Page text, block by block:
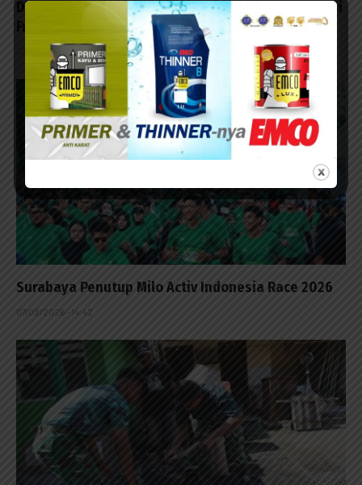
DKUPP Probolinggo Latih 50 Pelaku Usaha Produksi
Frozen Food Berbahan Ayam
07/08/2026 - 15:49
Surabaya Penutup Milo Activ Indonesia Race 2026
07/08/2026 - 14:42